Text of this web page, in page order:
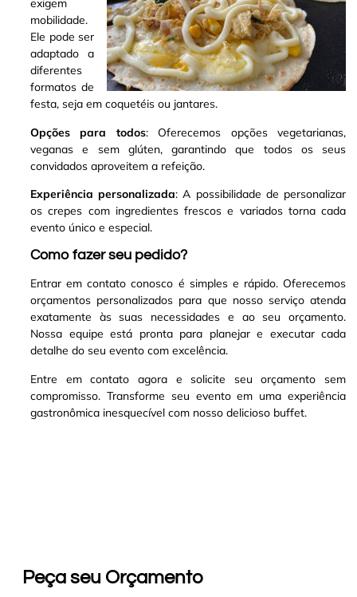
exigem
mobilidade.
Ele pode ser
adaptado a
diferentes
formatos de
festa, seja em coquetéis ou jantares.
Opções para todos: Oferecemos opções vegetarianas,
veganas e sem glúten, garantindo que todos os seus
convidados aproveitem a refeição.
Experiência personalizada: A possibilidade de personalizar
os crepes com ingredientes frescos e variados torna cada
evento único e especial.
Como fazer seu pedido?
Entrar em contato conosco é simples e rápido. Oferecemos
orçamentos personalizados para que nosso serviço atenda
exatamente às suas necessidades e ao seu orçamento.
Nossa equipe está pronta para planejar e executar cada
detalhe do seu evento com excelência.
Entre em contato agora e solicite seu orçamento sem
compromisso. Transforme seu evento em uma experiência
gastronômica inesquecível com nosso delicioso buffet.
Peça seu Orçamento